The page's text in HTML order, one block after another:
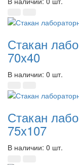
Стакан
70x40
В наличии: 0 шт.
Стакан
75x107
В наличии: 0 шт.